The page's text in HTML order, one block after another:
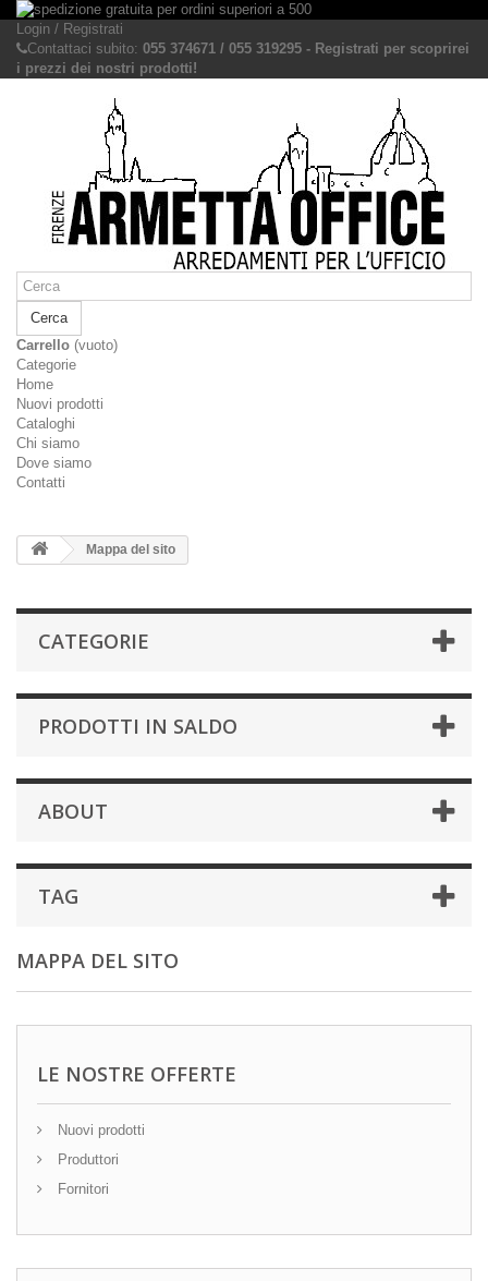
Login / Registrati
Contattaci subito: 055 374671 / 055 319295 - Registrati per scoprirei
i prezzi dei nostri prodotti!
Cerca
Carrello (vuoto)
Categorie
Home
Nuovi prodotti
Cataloghi
Chi siamo
Dove siamo
Contatti
Mappa del sito
CATEGORIE
PRODOTTI IN SALDO
ABOUT
TAG
MAPPA DEL SITO
LE NOSTRE OFFERTE
Nuovi prodotti
Produttori
Fornitori